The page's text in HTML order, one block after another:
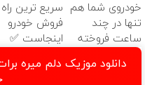
آموزش رایگان
دندان
با40%تخفیف)
خودروی شما هم
تنها در چند
ساعت فروخته
خواهد شد
سریع ترین راه
فروش خودرو
اینجاست ✅
دانلود موزیک دلم میره